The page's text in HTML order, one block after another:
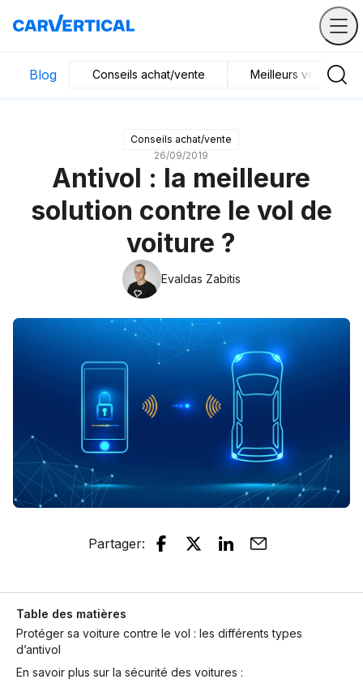
Blog Conseils achat/vente Meilleurs véhicules
Conseils achat/vente
26/09/2019
Antivol : la meilleure
solution contre le vol de
voiture ?
Evaldas Zabitis
Partager:
Table des matières
Protéger sa voiture contre le vol : les différents types
d’antivol
En savoir plus sur la sécurité des voitures :